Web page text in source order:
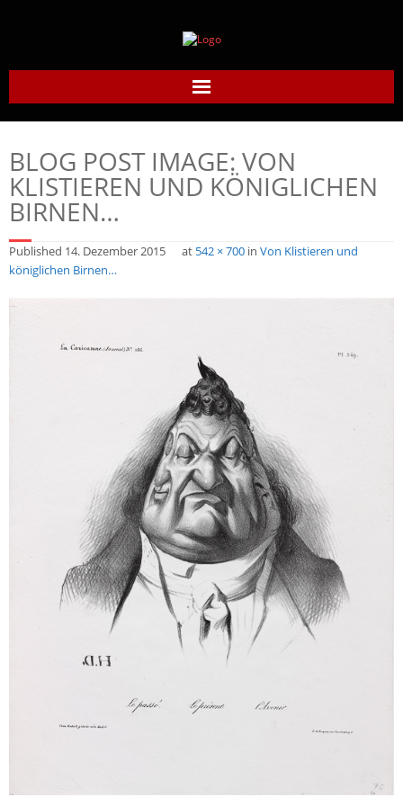
Home
Daumier-Gesellschaft
Honoré Daumier
Werke
BLOG POST IMAGE: VON
KLISTIEREN UND KÖNIGLICHEN
BIRNEN…
Published 14. Dezember 2015 at 542 × 700 in Von Klistieren und
königlichen Birnen…